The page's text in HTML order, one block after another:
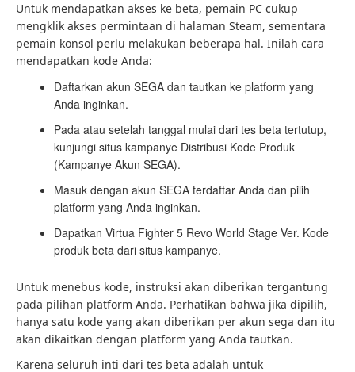
Untuk mendapatkan akses ke beta, pemain PC cukup
mengklik akses permintaan di halaman Steam, sementara
pemain konsol perlu melakukan beberapa hal. Inilah cara
mendapatkan kode Anda:
Daftarkan akun SEGA dan tautkan ke platform yang
Anda inginkan.
Pada atau setelah tanggal mulai dari tes beta tertutup,
kunjungi situs kampanye Distribusi Kode Produk
(Kampanye Akun SEGA).
Masuk dengan akun SEGA terdaftar Anda dan pilih
platform yang Anda inginkan.
Dapatkan Virtua Fighter 5 Revo World Stage Ver. Kode
produk beta dari situs kampanye.
Untuk menebus kode, instruksi akan diberikan tergantung
pada pilihan platform Anda. Perhatikan bahwa jika dipilih,
hanya satu kode yang akan diberikan per akun sega dan itu
akan dikaitkan dengan platform yang Anda tautkan.
Karena seluruh inti dari tes beta adalah untuk